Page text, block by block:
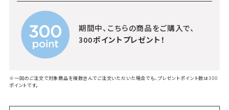
期間中、こちらの商品をご購入で、
300ポイントプレゼント！
※一回のご注文で対象商品を複数含んでご注文いただいた場合でも、プレゼントポイント数は300
ポイントです。